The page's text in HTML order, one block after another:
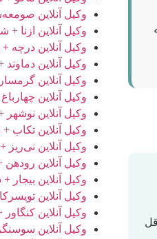
وکیل آنلاین
وکیل آنلاین ازنا
وکیل آنلاین درچه
وکیل آنلاین
وکیل آنلاین
وکیل آنلاین
وکیل آنلاین
وکیل آنلاین تکاب
وکیل آنلاین
وکیل آنلاین
وکیل آنلاین بیجار
وکیل آنلاین
وکیل آنلاین
وکیل آنلاین